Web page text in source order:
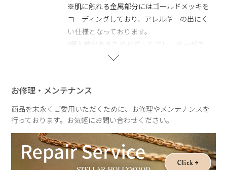
※肌に触れる金属部分にはゴールドメッキを
コーディングしており、アレルギーの出にく
い仕様となっております。
(個人差があるため必ずしもアレルギーがで
ない保証はできかねます。)
真鍮
淡水パール
サイズ
約40～42cm
お修理・メンテナンス
商品を末永くご愛用いただくために、お修理やメンテナンスを
行っております。お気軽にお問い合わせください。